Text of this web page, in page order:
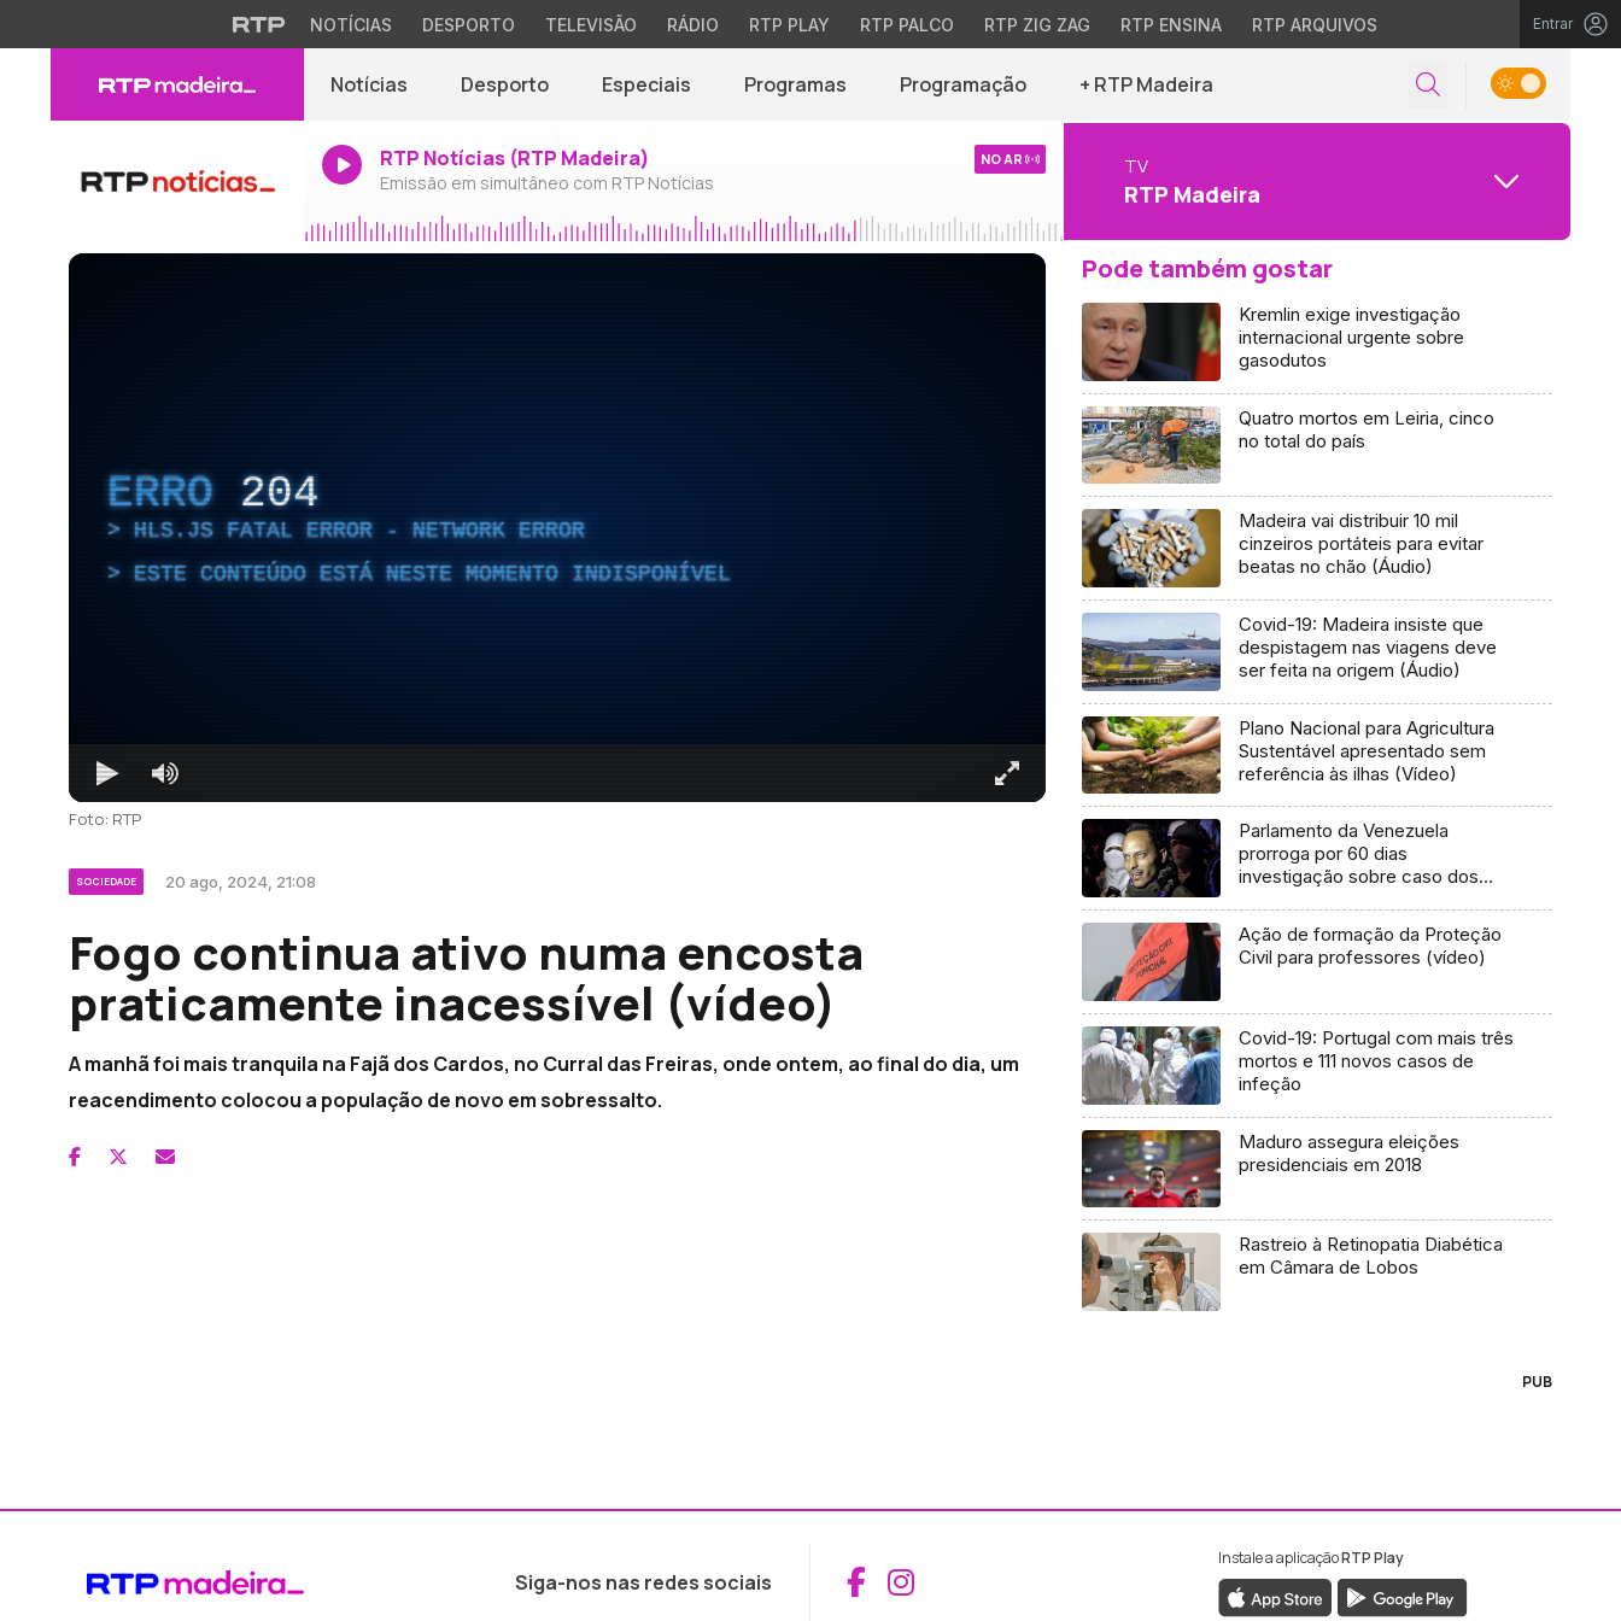
NOTÍCIAS DESPORTO TELEVISÃO RÁDIO RTP PLAY RTP PALCO RTP ZIG ZAG RTP ENSINA RTP ARQUIVOS Entrar
Notícias Desporto Especiais Programas Programação + RTP Madeira
RTP Notícias (RTP Madeira)
Emissão em simultâneo com RTP Notícias
NO AR TV
RTP Madeira
ERRO 204
HLS.JS FATAL ERROR - NETWORK ERROR
ESTE CONTEÚDO ESTÁ NESTE MOMENTO INDISPONÍVEL
Foto: RTP
SOCIEDADE 20 ago, 2024, 21:08
Fogo continua ativo numa encosta
praticamente inacessível (vídeo)
A manhã foi mais tranquila na Fajã dos Cardos, no Curral das Freiras, onde ontem, ao final do dia, um
reacendimento colocou a população de novo em sobressalto.
Pode também gostar
Kremlin exige investigação
internacional urgente sobre
gasodutos
Quatro mortos em Leiria, cinco
no total do país
Madeira vai distribuir 10 mil
cinzeiros portáteis para evitar
beatas no chão (Áudio)
Covid-19: Madeira insiste que
despistagem nas viagens deve
ser feita na origem (Áudio)
Plano Nacional para Agricultura
Sustentável apresentado sem
referência às ilhas (Vídeo)
Parlamento da Venezuela
prorroga por 60 dias
investigação sobre caso dos
Ação de formação da Proteção
Civil para professores (vídeo)
Covid-19: Portugal com mais três
mortos e 111 novos casos de
infeção
Maduro assegura eleições
presidenciais em 2018
Rastreio à Retinopatia Diabética
em Câmara de Lobos
PUB
Siga-nos nas redes sociais Aceder ao Facebook da RTP Madeira
Aceder ao Instagram da RTP Madeira
Instale a aplicaçãoRTP Play